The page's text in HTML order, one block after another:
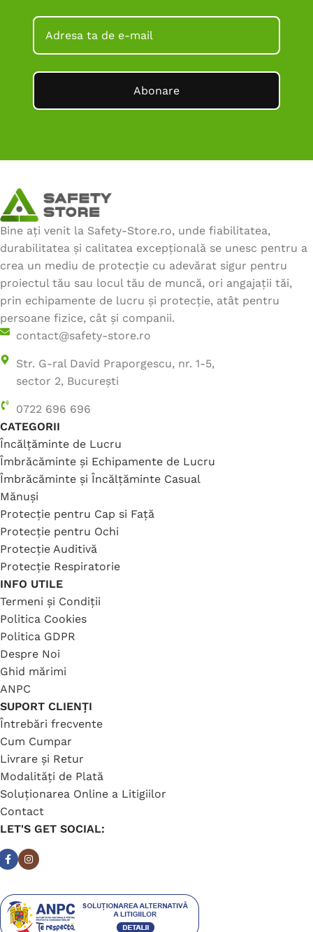
Abonare
Bine ați venit la Safety-Store.ro, unde fiabilitatea,
durabilitatea și calitatea excepțională se unesc pentru a
crea un mediu de protecție cu adevărat sigur pentru
proiectul tău sau locul tău de muncă, ori angajații tăi,
prin echipamente de lucru și protecție, atât pentru
persoane fizice, cât și companii.
contact@safety-store.ro
Str. G-ral David Praporgescu, nr. 1-5,
sector 2, București
0722 696 696
CATEGORII
Încălțăminte de Lucru
Îmbrăcăminte și Echipamente de Lucru
Îmbrăcăminte și Încălțăminte Casual
Mănuși
Protecție pentru Cap si Față
Protecție pentru Ochi
Protecție Auditivă
Protecție Respiratorie
INFO UTILE
Termeni și Condiții
Politica Cookies
Politica GDPR
Despre Noi
Ghid mărimi
ANPC
SUPORT CLIENȚI
Întrebări frecvente
Cum Cumpar
Livrare și Retur
Modalități de Plată
Soluționarea Online a Litigiilor
Contact
LET'S GET SOCIAL: